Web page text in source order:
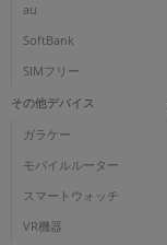
au
SoftBank
SIMフリー
その他デバイス
ガラケー
モバイルルーター
スマートウォッチ
VR機器